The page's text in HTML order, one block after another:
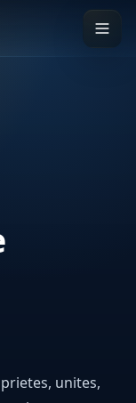
unites,